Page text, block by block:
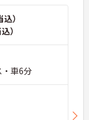
）
）
車6分